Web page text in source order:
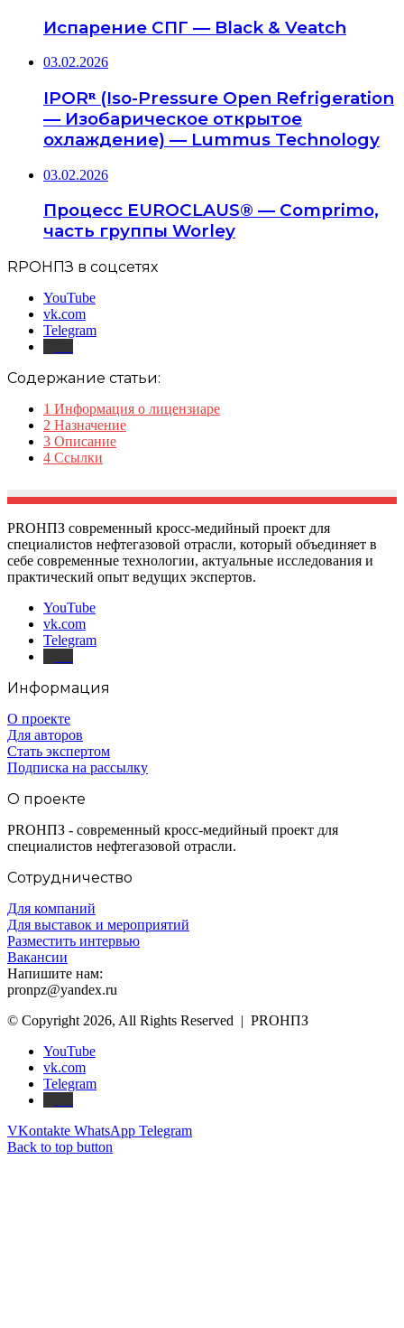
Испарение СПГ — Black & Veatch
03.02.2026
IPORᴿ (Iso-Pressure Open Refrigeration
— Изобарическое открытое
охлаждение) — Lummus Technology
03.02.2026
Процесс EUROCLAUS® — Comprimo,
часть группы Worley
RPOНПЗ в соцсетях
YouTube
vk.com
Telegram
Содержание статьи:
1 Информация о лицензиаре
2 Назначение
3 Описание
4 Ссылки
PROНПЗ современный кросс-медийный проект для
специалистов нефтегазовой отрасли, который объединяет в
себе современные технологии, актуальные исследования и
практический опыт ведущих экспертов.
YouTube
vk.com
Telegram
Информация
О проекте
Для авторов
Стать экспертом
Подписка на рассылку
О проекте
PROНПЗ - современный кросс-медийный проект для
специалистов нефтегазовой отрасли.
Сотрудничество
Для компаний
Для выставок и мероприятий
Разместить интервью
Вакансии
Напишите нам:
pronpz@yandex.ru
© Copyright 2026, All Rights Reserved | PROНПЗ
YouTube
vk.com
Telegram
VKontakte WhatsApp Telegram
Back to top button